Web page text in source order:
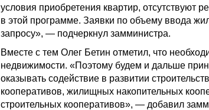
условия приобретения квартир, отсутствуют
в этой программе. Заявки по объему ввода
запросу», — подчеркнул замминистра.
Вместе с тем Олег Бетин отметил, что
недвижимости. «Поэтому будем и дальше
оказывать содействие в развитии
кооперативов, жилищных накопительных
строительных кооперативов», — добавил